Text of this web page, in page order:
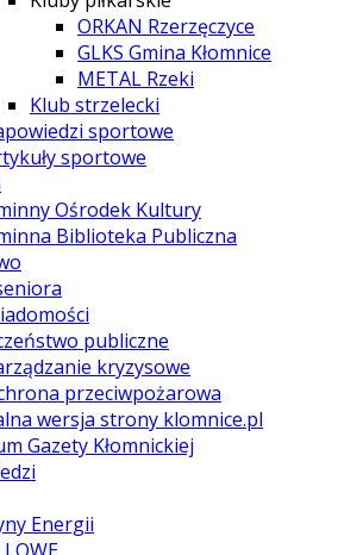
ORKAN Rzerzęczyce
GLKS Gmina Kłomnice
METAL Rzeki
Klub strzelecki
sportowe
sportowe
Ośrodek Kultury
Biblioteka Publiczna
publiczne
kryzysowe
przeciwpożarowa
wersja strony klomnice.pl
Gazety Kłomnickiej
Energii